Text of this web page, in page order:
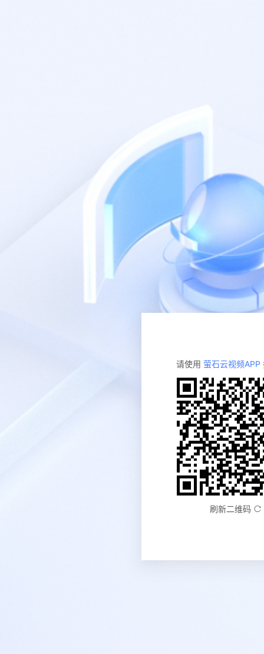
请使用 萤石云视频APP
刷新二维码